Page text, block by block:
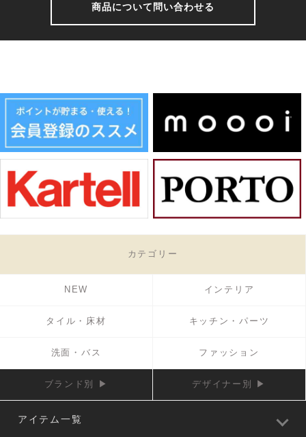
商品について問い合わせる
カテゴリー
NEW インテリア
タイル・床材 キッチン・パーツ
洗面・バス ファッション
ブランド別 ▶ デザイナー別 ▶
アイテム一覧